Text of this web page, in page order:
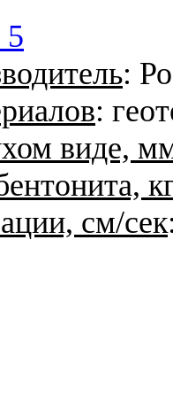
:
:
виде,
см/сек